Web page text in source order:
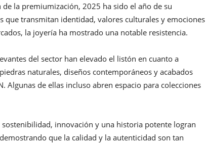
la premiumización, 2025 ha sido el año de su
que transmitan identidad, valores culturales y emociones
la joyería ha mostrado una notable resistencia.
del sector han elevado el listón en cuanto a
naturales, diseños contemporáneos y acabados
Algunas de ellas incluso abren espacio para colecciones
innovación y una historia potente logran
que la calidad y la autenticidad son tan